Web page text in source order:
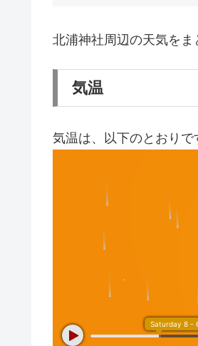
北浦神社周辺の天気をま
気温
気温は、以下のとおりで